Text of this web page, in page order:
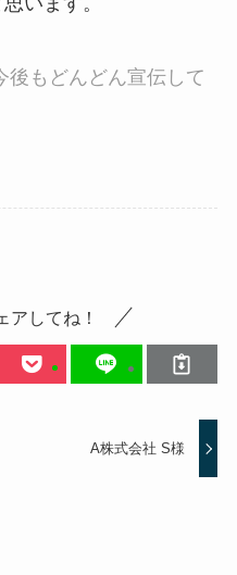
後もどんどん宣伝して
アしてね！
A株式会社 S様